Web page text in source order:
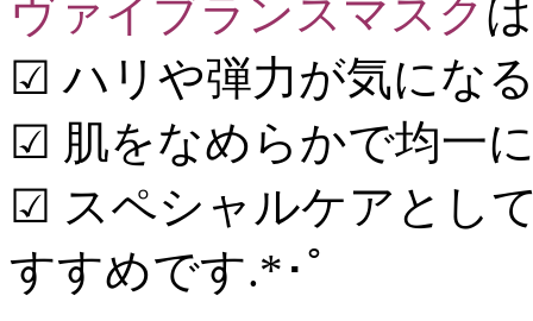
ヴァイブランスマスク は
☑ ハリや弾力が気にな
☑ 肌をなめらかで均一
☑ スペシャルケアとし
すすめです.*･ﾟ